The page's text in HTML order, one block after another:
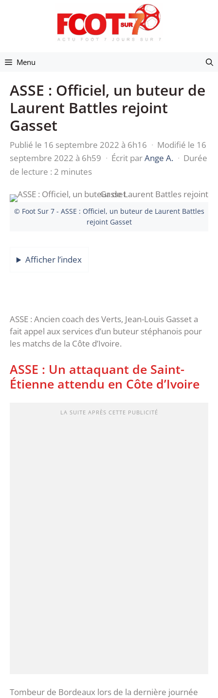
Menu
ASSE : Officiel, un buteur de
Laurent Battles rejoint
Gasset
Publié le 16 septembre 2022 à 6h16 · Modifié le 16
septembre 2022 à 6h59 · Écrit parAnge A. · Durée
de lecture : 2 minutes
© Foot Sur 7 - ASSE : Officiel, un buteur de Laurent Battles
rejoint Gasset
Afficher l’index
ASSE : Ancien coach des Verts, Jean-Louis Gasset a
fait appel aux services d’un buteur stéphanois pour
les matchs de la Côte d’Ivoire.
ASSE : Un attaquant de Saint-
Étienne attendu en Côte d’Ivoire
LA SUITE APRÈS CETTE PUBLICITÉ
Tombeur de Bordeaux lors de la dernière journée